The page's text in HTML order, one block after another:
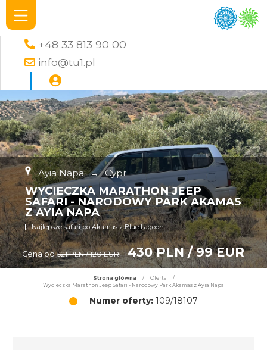
+48 33 813 90 00
info@tu1.pl
Ayia Napa → Cypr
WYCIECZKA MARATHON JEEP
SAFARI - NARODOWY PARK AKAMAS
Z AYIA NAPA
Najlepsze safari po Akamas z Blue Lagoon
Cena od 521 PLN / 120 EUR 430 PLN / 99 EUR
Strona główna / Oferta
/
Wycieczka Marathon Jeep Safari - Narodowy Park Akamas z Ayia Napa
Numer oferty: 109/18107